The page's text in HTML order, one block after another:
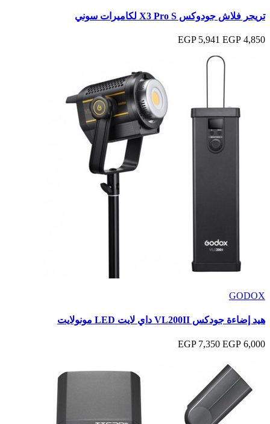
تريجر فلاش جودوكس X3 Pro S لكاميرات سوني
4,850 EGP
5,941 EGP
GODOX
هيد إضاءة جودكس VL200II داي لايت LED مونولايت
6,000 EGP
7,350 EGP